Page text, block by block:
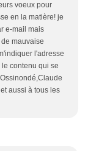
voeux pour
en la matière! je
e-mail mais
mauvaise
l'adresse
contenu qui se
aussi à tous les